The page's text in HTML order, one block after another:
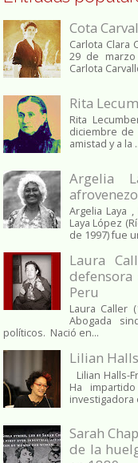
Cota
Carlota Clara
29 de
Carlota
Rita
Rita
diciembre de
amistad y a la
Argelia
Argelia Laya
Laya López
de 1997) fue
Laura
Peru
Laura Caller
Abogada
políticos. Nació en...
Lilian
Lilian Halls-
Ha
investigadora
Sarah
de la